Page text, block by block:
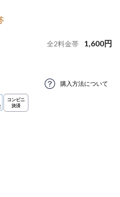
全2料金帯 1,600円
購入方法について